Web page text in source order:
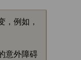
例如，
意外障碍